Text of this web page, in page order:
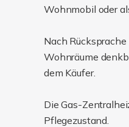
Wohnmobil oder
Nach
Wohnräume
dem Käufer.
Die Gas-
Pflegezustand.